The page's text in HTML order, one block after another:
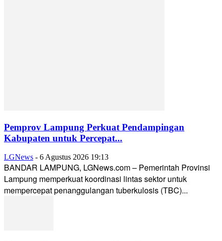
Pemprov Lampung Perkuat Pendampingan
Kabupaten untuk Percepat...
LGNews - 6 Agustus 2026 19:13
BANDAR LAMPUNG, LGNews.com – Pemerintah Provinsi
Lampung memperkuat koordinasi lintas sektor untuk
mempercepat penanggulangan tuberkulosis (TBC)...